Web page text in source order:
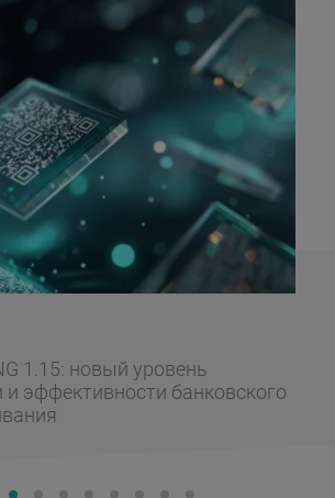
1.15: новый уровень
и эффективности банковского